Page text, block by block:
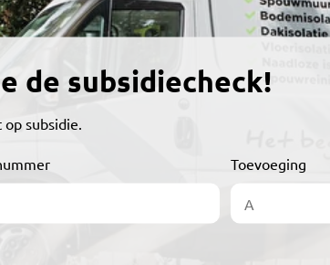
de subsidiecheck!
subsidie.
Toevoeging